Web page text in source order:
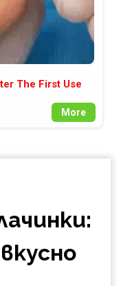
The First Use
More